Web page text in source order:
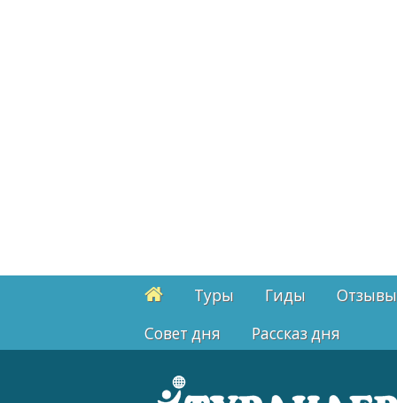
Туры Гиды
Cовет дня
Рассказ дня